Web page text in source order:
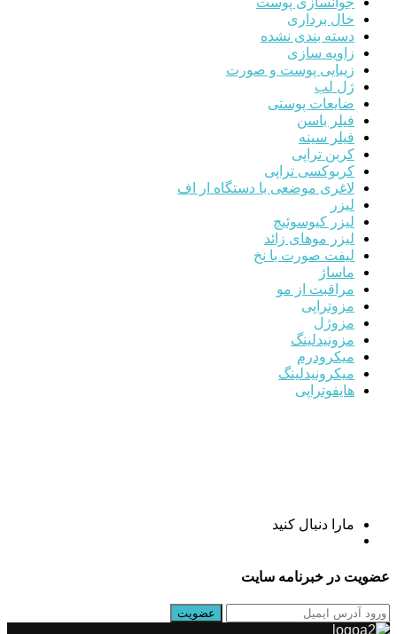
خال برداری
دسته بندی نشده
زاویه سازی
زیبایی پوست و صورت
ژل لب
ضایعات پوستی
فیلر باسن
فیلر سینه
کربن تراپی
کربوکسی تراپی
لاغری موضعی با دستگاه ار اف
لیزر
لیزر کیوسوئیچ
لیزر موهای زائد
لیفت صورت با نخ
ماساژ
مراقبت از مو
مزوتراپی
مزوژل
مزونیدلینگ
میکرودرم
میکرونیدلینگ
هایفوتراپی
مارا دنبال کنید
عضویت در خبرنامه سایت